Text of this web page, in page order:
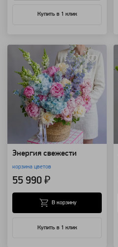
Купить в 1 клик
Энергия свежести
корзина цветов
55 990 ₽
Купить в 1 клик
В корзину